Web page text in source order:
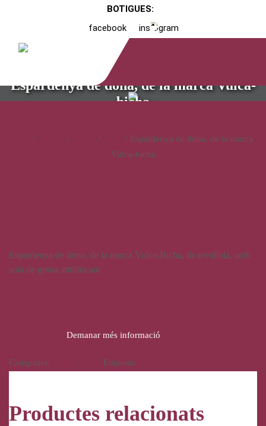
BOTIGUES:
facebook
instagram
Espardenya de dona, de la marca Vulca-
bicha
/ / /
/ Espardenya de dona, de la marca
Vulca-bicha
Espardenya de dona, de la marca Vulca-Bicha, de tovallola, amb
sola de goma antilliscant
Demanar més informació
Categories: , Etiqueta:
Productes relacionats